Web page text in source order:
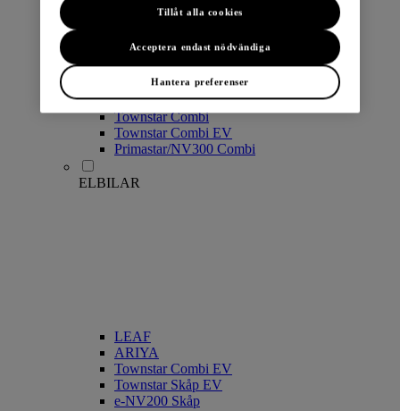
Qashqai
LEAF
ARIYA
X-Trail
Townstar Combi
Townstar Combi EV
Primastar/NV300 Combi
ELBILAR
LEAF
ARIYA
Townstar Combi EV
Townstar Skåp EV
e-NV200 Skåp
Hantera preferenser
Acceptera endast nödvändiga
Tillåt alla cookies